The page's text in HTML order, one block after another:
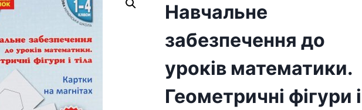
Навчальне
забезпечення до
уроків математики.
Геометричні фігури i